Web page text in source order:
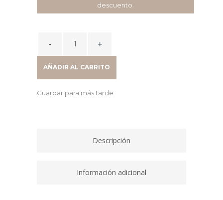
descuento.
301XL
quantity
AÑADIR AL CARRITO
Guardar para más tarde
Descripción
Información adicional